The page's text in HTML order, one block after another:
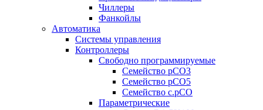
Чиллеры
Фанкойлы
Автоматика
Системы управления
Контроллеры
Свободно программируемые
Семейство pCO3
Семейство pCO5
Семейство c.pCO
Параметрические